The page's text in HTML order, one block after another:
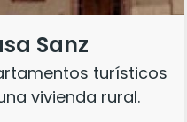
Sanz
turísticos
vivienda rural.